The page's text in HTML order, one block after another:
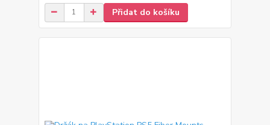
Přidat do košíku